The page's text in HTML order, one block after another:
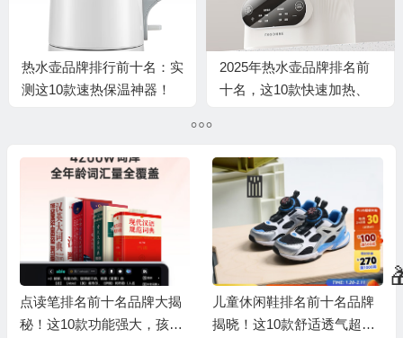
热水壶品牌排行前十名：实
测这10款速热保温神器！
2025年热水壶品牌排名前
十名，这10款快速加热、
点读笔排名前十名品牌大揭
秘！这10款功能强大，孩子
儿童休闲鞋排名前十名品牌
揭晓！这10款舒适透气超好
💰